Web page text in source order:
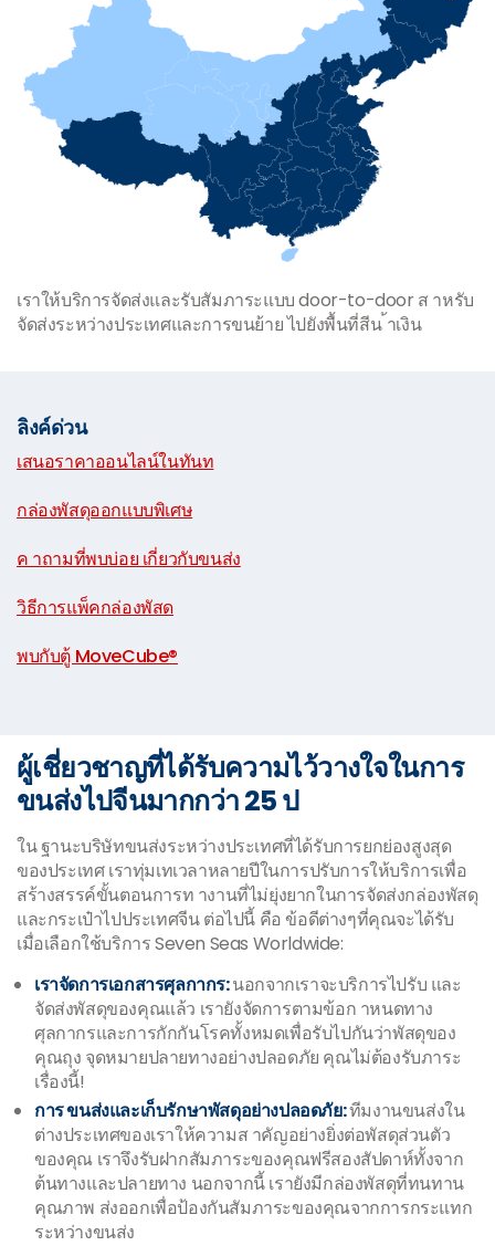
เราให้บริการจัดส่งและรับสัมภาระแบบ door-to-door ส าหรับ
จัดส่งระหว่างประเทศและการขนย้าย ไปยังพื้นที่สีน ้าเงิน
ลิงค์ด่วน
เสนอราคาออนไลน์ในทันท
กล่องพัสดุออกแบบพิเศษ
ค าถามที่พบบ่อย เกี่ยวกับขนส่ง
วิธีการแพ็คกล่องพัสด
พบกับตู้ MoveCube®
ผู้เชี่ยวชาญที่ได้รับความไว้วางใจในการ
ขนส่งไปจีนมากกว่า 25 ป
ใน ฐานะบริษัทขนส่งระหว่างประเทศที่ได้รับการยกย่องสูงสุด
ของประเทศ เราทุ่มเทเวลาหลายปีในการปรับการให้บริการเพื่อ
สร้างสรรค์ขั้นตอนการท างานที่ไม่ยุ่งยากในการจัดส่งกล่องพัสดุ
และกระเป๋าไปประเทศจีน ต่อไปนี้ คือ ข้อดีต่างๆที่คุณจะได้รับ
เมื่อเลือกใช้บริการ Seven Seas Worldwide:
เราจัดการเอกสารศุลกากร:นอกจากเราจะบริการไปรับ และ
จัดส่งพัสดุของคุณแล้ว เรายังจัดการตามข้อก าหนดทาง
ศุลกากรและการกักกันโรคทั้งหมดเพื่อรับไปกันว่าพัสดุของ
คุณถุง จุดหมายปลายทางอย่างปลอดภัย คุณไม่ต้องรับภาระ
เรื่องนี้!
การ ขนส่งและเก็บรักษาพัสดุอย่างปลอดภัย:ทีมงานขนส่งใน
ต่างประเทศของเราให้ความส าคัญอย่างยิ่งต่อพัสดุส่วนตัว
ของคุณ เราจึงรับฝากสัมภาระของคุณฟรีสองสัปดาห์ทั้งจาก
ต้นทางและปลายทาง นอกจากนี้ เรายังมีกล่องพัสดุที่ทนทาน
คุณภาพ ส่งออกเพื่อป้องกันสัมภาระของคุณจากการกระแทก
ระหว่างขนส่ง